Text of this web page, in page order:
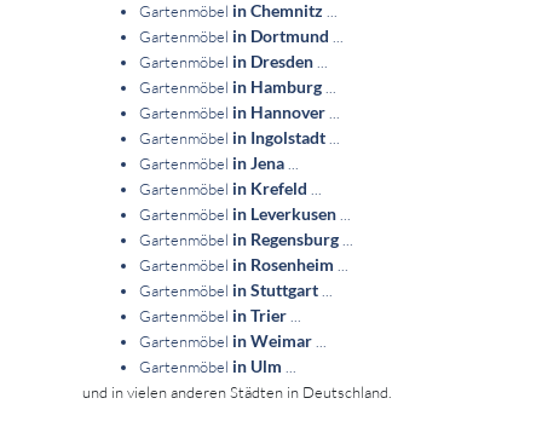
Gartenmöbel in Chemnitz
Gartenmöbel in Dortmund
Gartenmöbel in Dresden
Gartenmöbel in Hamburg
Gartenmöbel in Hannover
Gartenmöbel in Ingolstadt
Gartenmöbel in Jena
Gartenmöbel in Krefeld
Gartenmöbel in Leverkusen
Gartenmöbel in Regensburg
Gartenmöbel in Rosenheim
Gartenmöbel in Stuttgart
Gartenmöbel in Trier
Gartenmöbel in Weimar
Gartenmöbel in Ulm
und in vielen anderen Städten in Deutschland.